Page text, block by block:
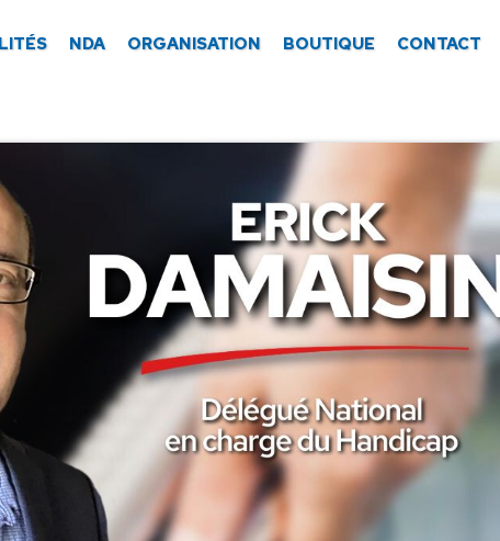
NDA ORGANISATION BOUTIQUE CONTACT